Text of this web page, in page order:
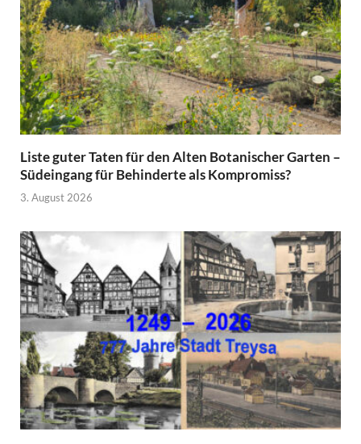
Liste guter Taten für den Alten Botanischer Garten –
Südeingang für Behinderte als Kompromiss?
3. August 2026